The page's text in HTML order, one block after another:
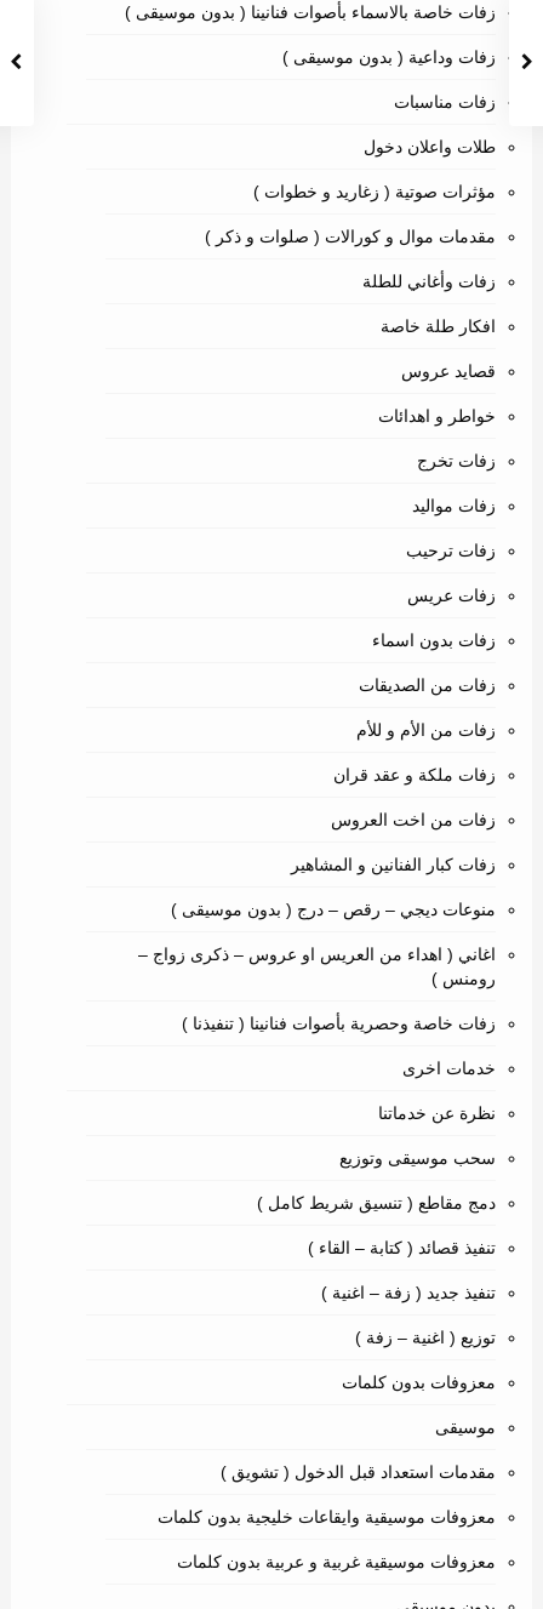
زفات خاصة بالاسماء بأصوات فنانينا ( بدون موسيقى )
زفات وداعية ( بدون موسيقى )
زفات مناسبات
طلات واعلان دخول
مؤثرات صوتية ( زغاريد و خطوات )
مقدمات موال و كورالات ( صلوات و ذكر )
زفات وأغاني للطلة
افكار طلة خاصة
قصايد عروس
خواطر و اهدائات
زفات تخرج
زفات مواليد
زفات ترحيب
زفات عريس
زفات بدون اسماء
زفات من الصديقات
زفات من الأم و للأم
زفات ملكة و عقد قران
زفات من اخت العروس
زفات كبار الفنانين و المشاهير
منوعات ديجي – رقص – درج ( بدون موسيقى )
اغاني ( اهداء من العريس او عروس – ذكرى زواج –
رومنس )
زفات خاصة وحصرية بأصوات فنانينا ( تنفيذنا )
خدمات اخرى
نظرة عن خدماتنا
سحب موسيقى وتوزيع
دمج مقاطع ( تنسيق شريط كامل )
تنفيذ قصائد ( كتابة – القاء )
تنفيذ جديد ( زفة – اغنية )
توزيع ( اغنية – زفة )
معزوفات بدون كلمات
موسيقى
مقدمات استعداد قبل الدخول ( تشويق )
معزوفات موسيقية وايقاعات خليجية بدون كلمات
معزوفات موسيقية غربية و عربية بدون كلمات